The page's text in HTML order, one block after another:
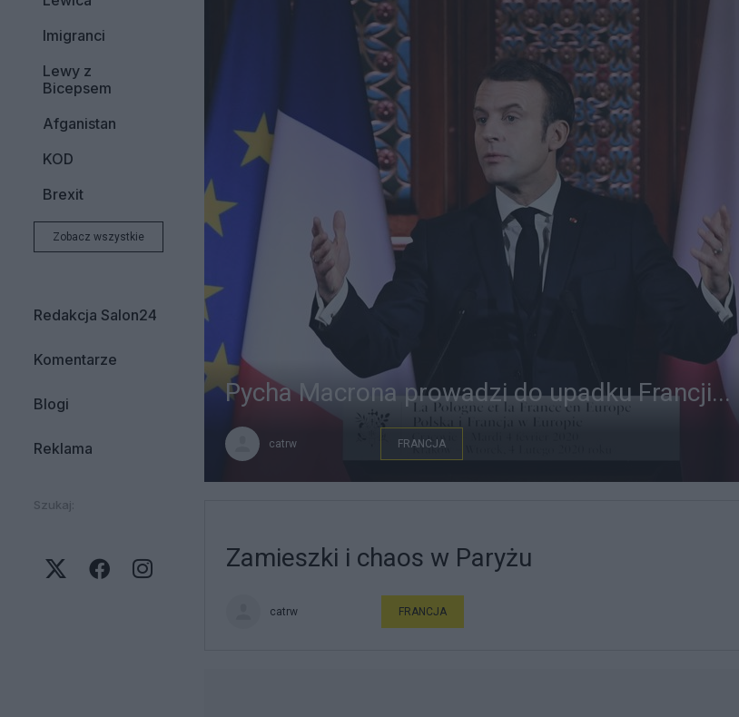
Imigranci
Lewy z
Bicepsem
Afganistan
KOD
Brexit
Zobacz wszystkie
Redakcja Salon24
Komentarze
Blogi
Reklama
Szukaj:
Pycha Macrona prowadzi do upadku Francji...
catrw FRANCJA
Zamieszki i chaos w Paryżu
catrw FRANCJA